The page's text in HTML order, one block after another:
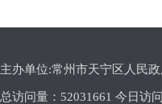
主办单位:常州市天宁区人民
总访问量： 52031661 今日访